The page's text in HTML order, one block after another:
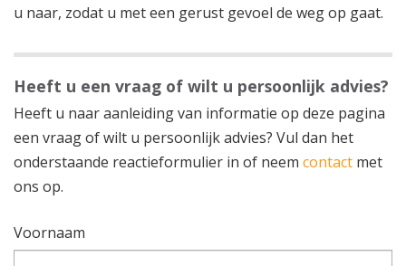
u naar, zodat u met een gerust gevoel de weg op gaat.
Heeft u een vraag of wilt u persoonlijk advies?
Heeft u naar aanleiding van informatie op deze pagina
een vraag of wilt u persoonlijk advies? Vul dan het
onderstaande reactieformulier in of neem contact met
ons op.
Voornaam